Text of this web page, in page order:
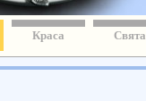
Краса Свята